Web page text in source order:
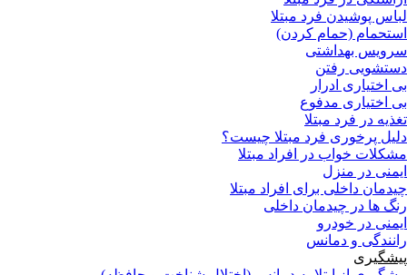
لباس پوشیدن فرد مبتلا
استحمام (حمام کردن)
سرویس بهداشتی
دستشویی رفتن
بی اختیاری ادرار
بی اختیاری مدفوع
تغذیه در فرد مبتلا
دلیل پرخوری فرد مبتلا چیست؟
مشکلات خواب در افراد مبتلا
ایمنی در منزل
چیدمان داخلی برای افراد مبتلا
رنگ ها در چیدمان داخلی
ایمنی در خودرو
رانندگی و دمانس
پیشگیری